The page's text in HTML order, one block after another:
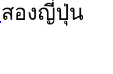
สองญี่ปุ่น